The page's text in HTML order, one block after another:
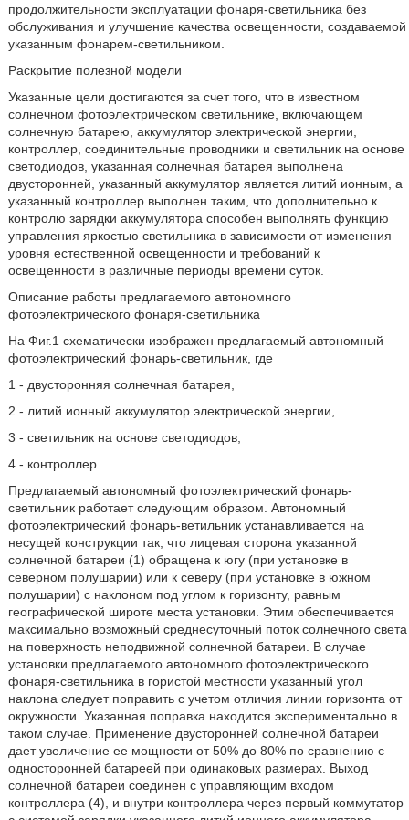
продолжительности эксплуатации фонаря-светильника без
обслуживания и улучшение качества освещенности, создаваемой
указанным фонарем-светильником.
Раскрытие полезной модели
Указанные цели достигаются за счет того, что в известном
солнечном фотоэлектрическом светильнике, включающем
солнечную батарею, аккумулятор электрической энергии,
контроллер, соединительные проводники и светильник на основе
светодиодов, указанная солнечная батарея выполнена
двусторонней, указанный аккумулятор является литий ионным, а
указанный контроллер выполнен таким, что дополнительно к
контролю зарядки аккумулятора способен выполнять функцию
управления яркостью светильника в зависимости от изменения
уровня естественной освещенности и требований к
освещенности в различные периоды времени суток.
Описание работы предлагаемого автономного
фотоэлектрического фонаря-светильника
На Фиг.1 схематически изображен предлагаемый автономный
фотоэлектрический фонарь-светильник, где
1 - двусторонняя солнечная батарея,
2 - литий ионный аккумулятор электрической энергии,
3 - светильник на основе светодиодов,
4 - контроллер.
Предлагаемый автономный фотоэлектрический фонарь-
светильник работает следующим образом. Автономный
фотоэлектрический фонарь-ветильник устанавливается на
несущей конструкции так, что лицевая сторона указанной
солнечной батареи (1) обращена к югу (при установке в
северном полушарии) или к северу (при установке в южном
полушарии) с наклоном под углом к горизонту, равным
географической широте места установки. Этим обеспечивается
максимально возможный среднесуточный поток солнечного света
на поверхность неподвижной солнечной батареи. В случае
установки предлагаемого автономного фотоэлектрического
фонаря-светильника в гористой местности указанный угол
наклона следует поправить с учетом отличия линии горизонта от
окружности. Указанная поправка находится экспериментально в
таком случае. Применение двусторонней солнечной батареи
дает увеличение ее мощности от 50% до 80% по сравнению с
односторонней батареей при одинаковых размерах. Выход
солнечной батареи соединен с управляющим входом
контроллера (4), и внутри контроллера через первый коммутатор